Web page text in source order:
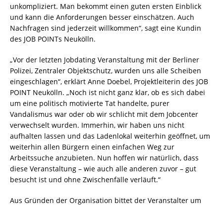
unkompliziert. Man bekommt einen guten ersten Einblick
und kann die Anforderungen besser einschätzen. Auch
Nachfragen sind jederzeit willkommen“, sagt eine Kundin
des JOB POINTs Neukölln.
„Vor der letzten Jobdating Veranstaltung mit der Berliner
Polizei, Zentraler Objektschutz, wurden uns alle Scheiben
eingeschlagen“, erklärt Anne Doebel, Projektleiterin des JOB
POINT Neukölln. „Noch ist nicht ganz klar, ob es sich dabei
um eine politisch motivierte Tat handelte, purer
Vandalismus war oder ob wir schlicht mit dem Jobcenter
verwechselt wurden. Immerhin, wir haben uns nicht
aufhalten lassen und das Ladenlokal weiterhin geöffnet, um
weiterhin allen Bürgern einen einfachen Weg zur
Arbeitssuche anzubieten. Nun hoffen wir natürlich, dass
diese Veranstaltung – wie auch alle anderen zuvor – gut
besucht ist und ohne Zwischenfälle verläuft.“
Aus Gründen der Organisation bittet der Veranstalter um